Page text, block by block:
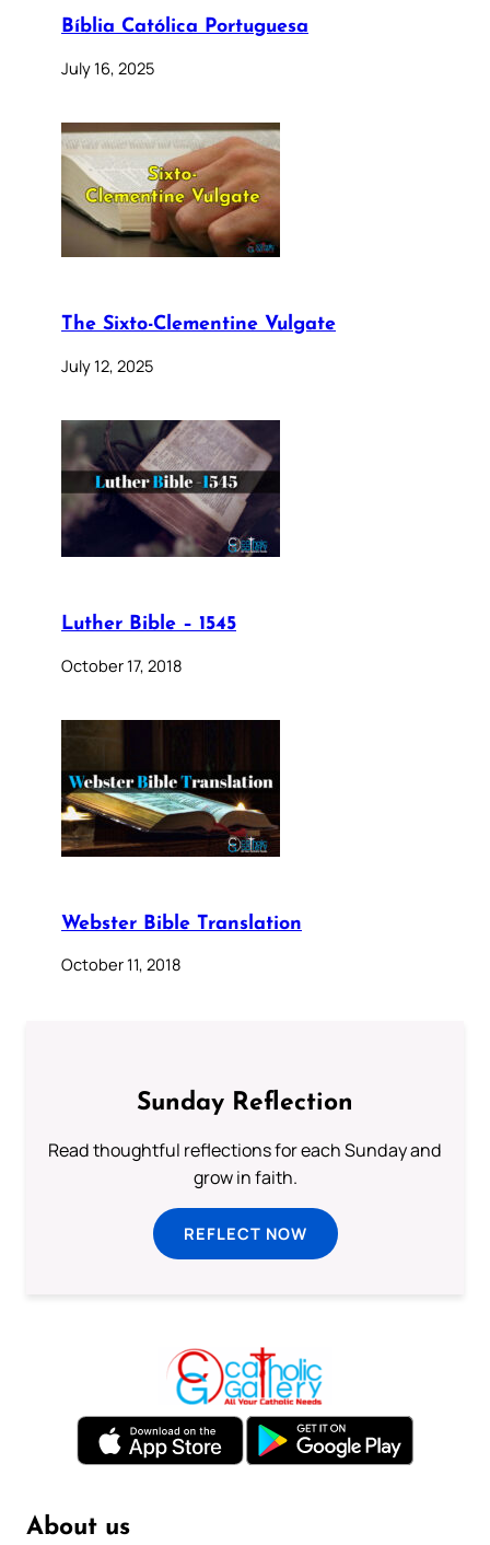
Bíblia Católica Portuguesa
July 16, 2025
The Sixto-Clementine Vulgate
July 12, 2025
Luther Bible – 1545
October 17, 2018
Webster Bible Translation
October 11, 2018
Sunday Reflection
Read thoughtful reflections for each Sunday and
grow in faith.
REFLECT NOW
About us